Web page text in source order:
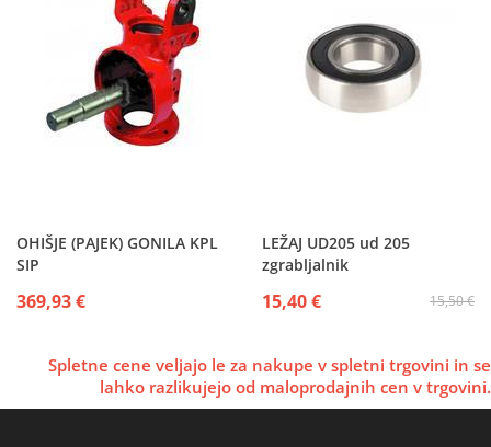
OHIŠJE (PAJEK) GONILA KPL
SIP
369,93 €
LEŽAJ UD205 ud 205
zgrabljalnik
15,50 €
15,40 €
Spletne cene veljajo le za nakupe v spletni trgovini in se
lahko razlikujejo od maloprodajnih cen v trgovini.